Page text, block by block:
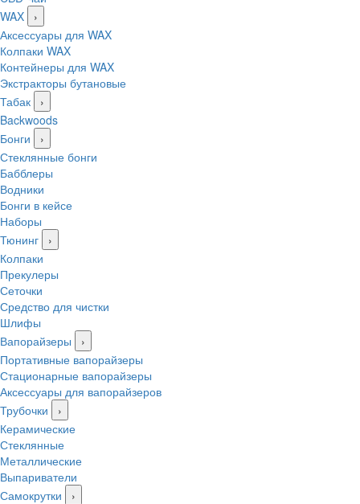
WAX
›
Аксессуары для WAX
Колпаки WAX
Контейнеры для WAX
Экстракторы бутановые
Табак
›
Backwoods
Бонги
›
Стеклянные бонги
Бабблеры
Водники
Бонги в кейсе
Наборы
Тюнинг
›
Колпаки
Прекулеры
Сеточки
Средство для чистки
Шлифы
Вапорайзеры
›
Портативные вапорайзеры
Стационарные вапорайзеры
Аксессуары для вапорайзеров
Трубочки
›
Керамические
Стеклянные
Металлические
Выпариватели
Самокрутки
›